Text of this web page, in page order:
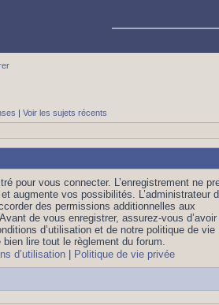
| Voir les sujets récents
pour vous connecter. L’enregistrement ne
augmente vos possibilités. L’administrateur
des permissions additionnelles aux
de vous enregistrer, assurez-vous
d’utilisation et de notre politique de vie
lire tout le règlement du forum.
d’utilisation
Politique de vie privée